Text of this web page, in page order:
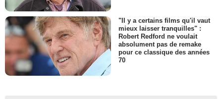
"Il y a certains films qu'il vaut
mieux laisser tranquilles" :
Robert Redford ne voulait
absolument pas de remake
pour ce classique des années
70